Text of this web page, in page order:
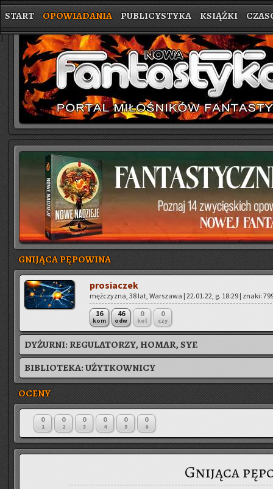
START OPOWIADANIA PUBLICYSTYKA KSIĄŻKI
}
GNIJĄCA PĘPOWINA
pro­sia­czek
męż­czy­zna, 38 lat, War­sza­wa | 22.01.22, g. 18:29 | znaki:
16
kom
46
odw
0
kol
0
czy
DYŻURNI:REGULATORZY, HOMAR, SYF.
BIBLIOTEKA:UŻYTKOWNICY
OCENY
0
1
0
2
0
3
0
4
0
5
0
6
Gnijąca